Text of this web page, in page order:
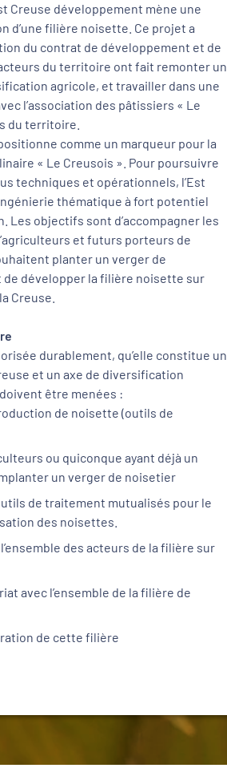
Creuse développement mène une
d’une filière noisette. Ce projet a
du contrat de développement et de
du territoire ont fait remonter un
agricole, et travailler dans une
l’association des pâtissiers « Le
du territoire.
comme un marqueur pour la
« Le Creusois ». Pour poursuivre
techniques et opérationnels, l’Est
thématique à fort potentiel
Les objectifs sont d’accompagner les
et futurs porteurs de
planter un verger de
développer la filière noisette sur
Creuse.
durablement, qu’elle constitue un
et un axe de diversification
être menées :
de noisette (outils de
ou quiconque ayant déjà un
un verger de noisetier
de traitement mutualisés pour le
des noisettes.
des acteurs de la filière sur
avec l’ensemble de la filière de
de cette filière